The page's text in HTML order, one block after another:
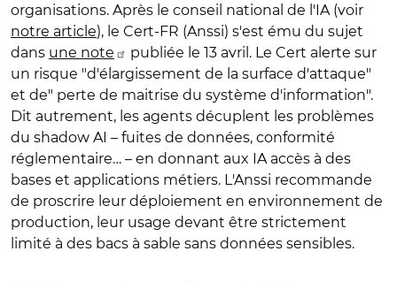
organisations. Après le conseil national de l'IA (voir
notre article), le Cert-FR (Anssi) s'est ému du sujet
dans une note
publiée le 13 avril. Le Cert alerte sur
un risque "d'élargissement de la surface d'attaque"
et de" perte de maitrise du système d'information".
Dit autrement, les agents décuplent les problèmes
du shadow AI – fuites de données, conformité
réglementaire… – en donnant aux IA accès à des
bases et applications métiers. L'Anssi recommande
de proscrire leur déploiement en environnement de
production, leur usage devant être strictement
limité à des bacs à sable sans données sensibles.